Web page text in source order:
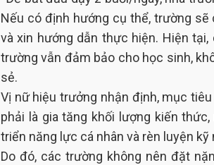
Nếu có định hướng cụ thể, trường
và xin hướng dẫn thực hiện. Hiện
trường vẫn đảm bảo cho học sinh,
sẻ.
Vị nữ hiệu trưởng nhận định, mục
phải là gia tăng khối lượng kiến
triển năng lực cá nhân và rèn luyện kỹ
Do đó, các trường không nên đặt